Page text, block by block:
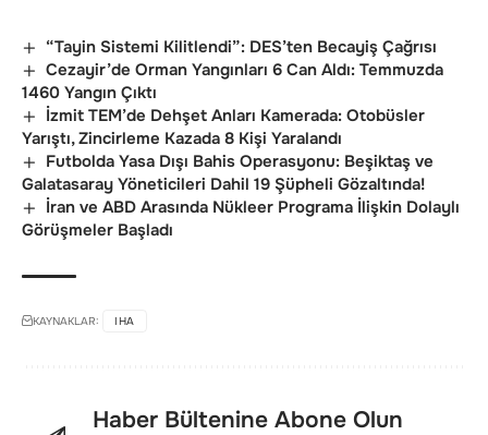
“Tayin Sistemi Kilitlendi”: DES’ten Becayiş Çağrısı
Cezayir’de Orman Yangınları 6 Can Aldı: Temmuzda
1460 Yangın Çıktı
İzmit TEM’de Dehşet Anları Kamerada: Otobüsler
Yarıştı, Zincirleme Kazada 8 Kişi Yaralandı
Futbolda Yasa Dışı Bahis Operasyonu: Beşiktaş ve
Galatasaray Yöneticileri Dahil 19 Şüpheli Gözaltında!
İran ve ABD Arasında Nükleer Programa İlişkin Dolaylı
Görüşmeler Başladı
KAYNAKLAR: IHA
Haber Bültenine Abone Olun